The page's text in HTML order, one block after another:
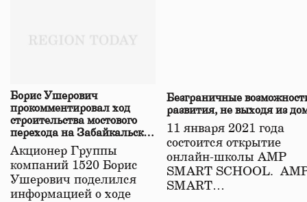
Борис Ушерович
прокомментировал ход
строительства мостового
перехода на Забайкальской
железной дороге
Акционер Группы
компаний 1520 Борис
Ушерович поделился
информацией о ходе
Безграничные
развития, не выходя из
11 января 2021 года
состоится открытие
онлайн-школы АМР
SMART SCHOOL.
SMART…